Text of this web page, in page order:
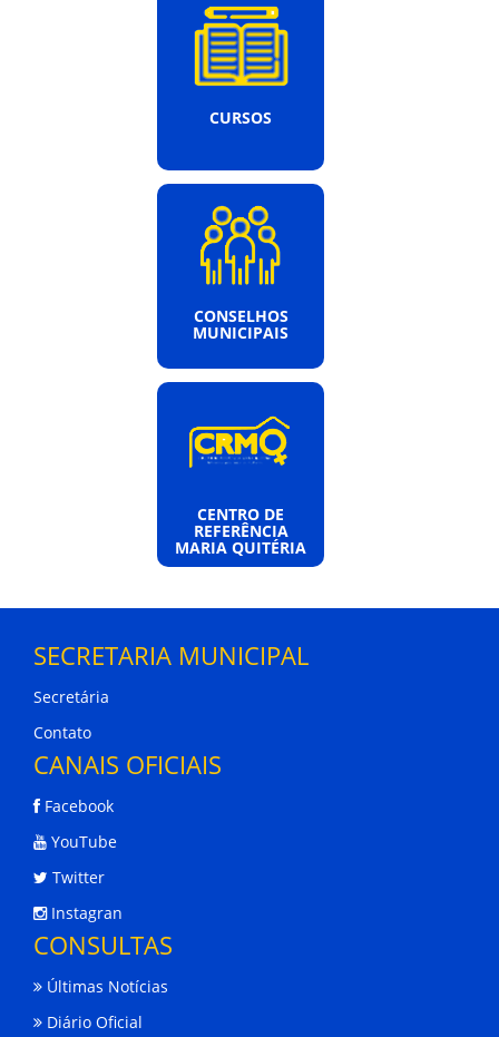
CURSOS
CONSELHOS
MUNICIPAIS
CENTRO DE
REFERÊNCIA
MARIA QUITÉRIA
SECRETARIA MUNICIPAL
Secretária
Contato
CANAIS OFICIAIS
Facebook
YouTube
Twitter
Instagran
CONSULTAS
Últimas Notícias
Diário Oficial